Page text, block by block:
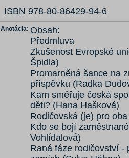
ISBN 978-80-86429-94-6
Anotácia: Obsah:
Předmluva
Zkušenost Evropské
Špidla)
Promarněná šance na
příspěvku (Radka
Kam směřuje česká
děti? (Hana Hašková)
Rodičovská (je) pro
Kdo se bojí
Vohlídalová)
Raná fáze rodičovství -